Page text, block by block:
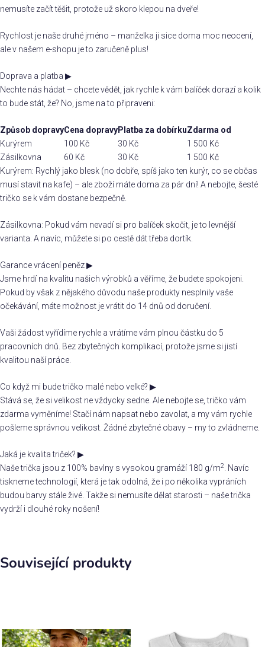
nemusíte začít těšit, protože už skoro klepou na dveře!
Rychlost je naše druhé jméno – manželka ji sice doma moc neocení,
ale v našem e-shopu je to zaručeně plus!
Doprava a platba ▶
Nechte nás hádat – chcete vědět, jak rychle k vám balíček dorazí a kolik
to bude stát, že? No, jsme na to připraveni:
Způsob dopravyCena dopravyPlatba za dobírkuZdarma od
Kurýrem
100 Kč 30 Kč
1 500 Kč
Zásilkovna
60 Kč 30 Kč
1 500 Kč
Kurýrem: Rychlý jako blesk (no dobře, spíš jako ten kurýr, co se občas
musí stavit na kafe) – ale zboží máte doma za pár dní! A nebojte, šesté
tričko se k vám dostane bezpečně.
Zásilkovna: Pokud vám nevadí si pro balíček skočit, je to levnější
varianta. A navíc, můžete si po cestě dát třeba dortík.
Garance vrácení peněz▶
Jsme hrdí na kvalitu našich výrobků a věříme, že budete spokojeni.
Pokud by však z nějakého důvodu naše produkty nesplnily vaše
očekávání, máte možnost je vrátit do 14 dnů od doručení.
Vaši žádost vyřídíme rychle a vrátíme vám plnou částku do 5
pracovních dnů. Bez zbytečných komplikací, protože jsme si jistí
kvalitou naší práce.
Co když mi bude tričko malé nebo velké? ▶
Stává se, že si velikost ne vždycky sedne. Ale nebojte se, tričko vám
zdarma vyměníme! Stačí nám napsat nebo zavolat, a my vám rychle
pošleme správnou velikost. Žádné zbytečné obavy – my to zvládneme.
Jaká je kvalita triček? ▶
Naše trička jsou z 100% bavlny s vysokou gramáží 180 g/m2. Navíc
tiskneme technologií, která je tak odolná, že i po několika vypráních
budou barvy stále živé. Takže si nemusíte dělat starosti – naše trička
vydrží i dlouhé roky nošení!
Související produkty